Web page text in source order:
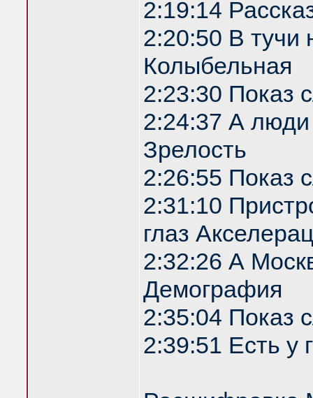
2:19:14
2:20:50 В
Колыбельная
2:23:30 Показ
2:24:37 А люди
Зрелость
2:26:55 Показ
2:31:10
глаз
2:32:26 А
Демография
2:35:04 Показ
2:39:51 Есть у